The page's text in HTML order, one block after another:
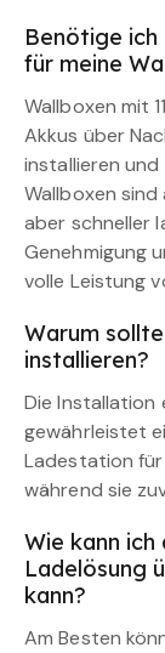
Benötige ich
für meine
Wallboxen mit
Akkus über
installieren
Wallboxen sind
aber schneller
Genehmigung
volle Leistung
Warum
installieren?
Die Installation
gewährleistet
Ladestation
während sie
Wie kann ich
Ladelösung
kann?
Am Besten